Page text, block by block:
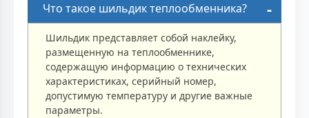
Что такое шильдик теплообменника?
Шильдик представляет собой наклейку,
размещенную на теплообменнике,
содержащую информацию о технических
характеристиках, серийный номер,
допустимую температуру и другие важные
параметры.